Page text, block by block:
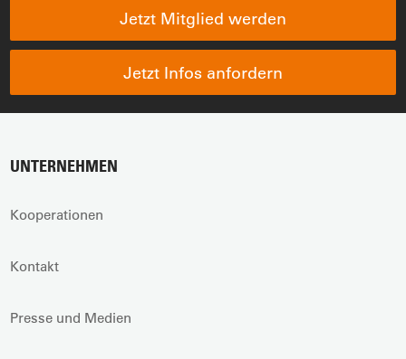
Jetzt Mitglied werden
Jetzt Infos anfordern
UNTERNEHMEN
Kooperationen
Kontakt
Presse und Medien